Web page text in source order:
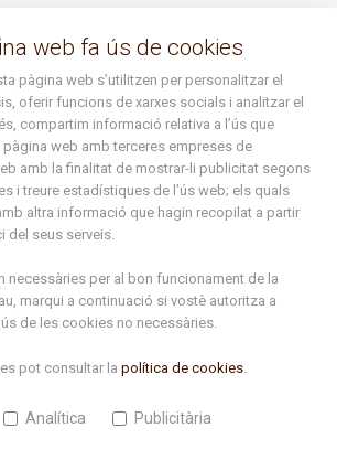
8 a 16h (els divendres a partir de l'1 de juny
de la setmana de Meritxell : de 8 a 14h)
del Comú d'Ordino en el teu correu
web fa ús de cookies
pàgina web s’utilitzen per personalitzar el
oferir funcions de xarxes socials i analitzar el
compartim informació relativa a l’ús que
web amb terceres empreses de
amb la finalitat de mostrar-li publicitat segons
i treure estadístiques de l’ús web; els quals
altra informació que hagin recopilat a partir
del seus serveis.
necessàries per al bon funcionament de la
marqui a continuació si vostè autoritza a
de les cookies no necessàries.
pot consultar la política de cookies.
Analítica Publicitària